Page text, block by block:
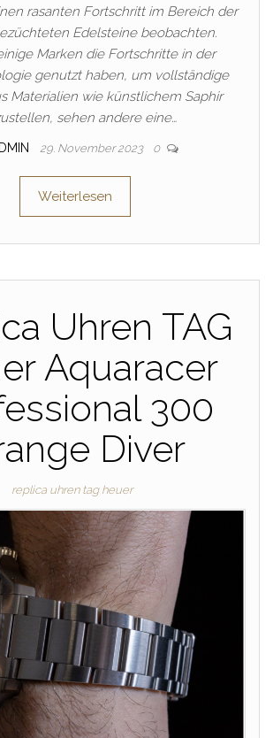
rasanten Fortschritt im Bereich der
Edelsteine beobachten.
Marken die Fortschritte in der
genutzt haben, um vollständige
Materialien wie künstlichem Saphir
sehen andere eine…
29. November 2023 0
Weiterlesen
Uhren TAG
Aquaracer
300
Diver
replica uhren tag heuer